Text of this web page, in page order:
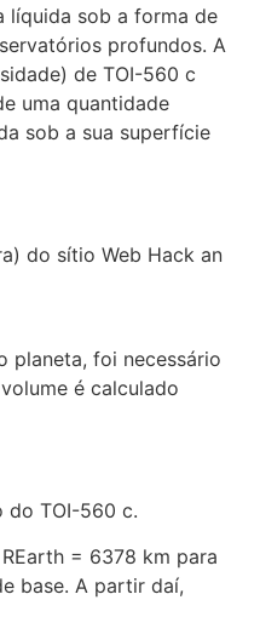
líquida sob a forma de
profundos. A
de TOI-560 c
uma quantidade
sob a sua superfície
do sítio Web Hack an
planeta, foi necessário
é calculado
do TOI-560 c.
= 6378 km para
base. A partir daí,